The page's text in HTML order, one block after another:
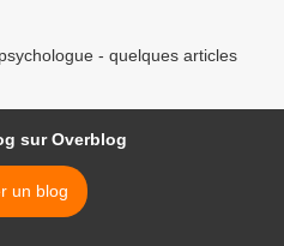
- quelques articles
sur Overblog
un blog